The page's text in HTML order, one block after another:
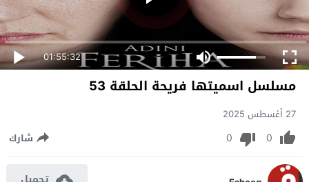
01:55:32
مسلسل اسميتها فريحة الحلقة 53
27 أغسطس 2025
0
0 شارك